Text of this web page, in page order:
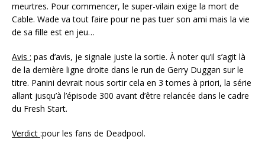
meurtres. Pour commencer, le super-vilain exige la mort de
Cable. Wade va tout faire pour ne pas tuer son ami mais la vie
de sa fille est en jeu…
Avis : pas d’avis, je signale juste la sortie. À noter qu’il s’agit là
de la dernière ligne droite dans le run de Gerry Duggan sur le
titre. Panini devrait nous sortir cela en 3 tomes à priori, la série
allant jusqu’à l’épisode 300 avant d’être relancée dans le cadre
du Fresh Start.
Verdict :pour les fans de Deadpool.